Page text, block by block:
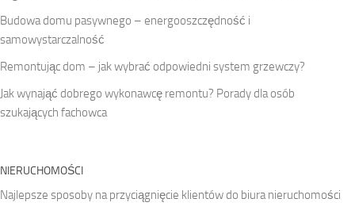
Budowa domu pasywnego – energooszczędność i
samowystarczalność
Remontując dom – jak wybrać odpowiedni system grzewczy?
Jak wynająć dobrego wykonawcę remontu? Porady dla osób
szukających fachowca
NIERUCHOMOŚCI
Najlepsze sposoby na przyciągnięcie klientów do biura nieruchomości